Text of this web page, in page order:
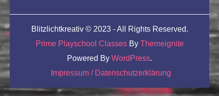
Blitzlichtkreativ © 2023 - All Rights Reserved.
Prime Playschool ClassesBy Themeignite
Powered By WordPress.
Impressum / Datenschutzerklärung